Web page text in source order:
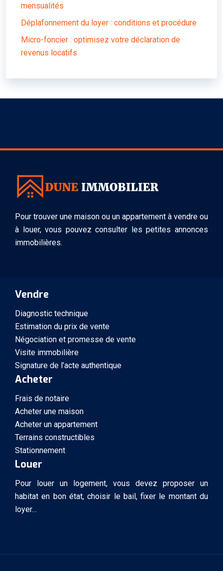
mensualités
Déplafonnement du loyer : conditions et procédure
Micro-foncier : optimisez votre déclaration de
revenus locatifs
Pour trouver une maison ou un appartement à vendre ou
à louer, vous pouvez consulter les petites annonces
immobilières.
Vendre
Diagnostic technique
Estimation du prix de vente
Négociation et promesse de vente
Visite immobilière
Signature de l’acte authentique
Acheter
Frais de notaire
Acheter une maison
Acheter un appartement
Terrains constructibles
Stationnement
Louer
Pour louer un logement, vous devez proposer un
habitat en bon état, choisir le bail, fixer le montant du
loyer…